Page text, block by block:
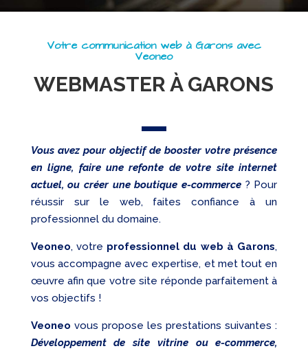
Referencement
Réseaux
sociaux
Audit
Votre communication web à Garons avec
Veoneo
WEBMASTER À GARONS
Vous avez pour objectif de booster votre présence
en ligne, faire une refonte de votre site internet
actuel, ou créer une boutique e-commerce? Pour
réussir sur le web, faites confiance à un
professionnel du domaine.
Veoneo, votre professionnel du web à Garons,
vous accompagne avec expertise, et met tout en
œuvre afin que votre site réponde parfaitement à
vos objectifs !
Veoneo vous propose les prestations suivantes :
Développement de site vitrine ou e-commerce,